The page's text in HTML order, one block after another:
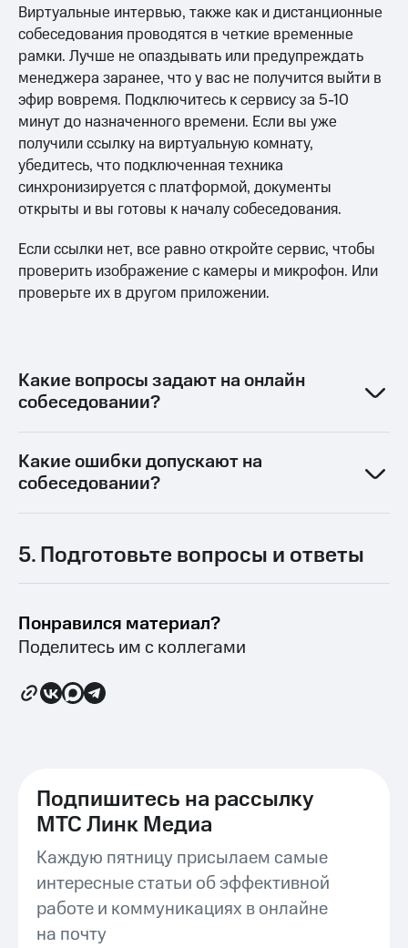
Виртуальные интервью, также как и дистанционные
собеседования проводятся в четкие временные
рамки. Лучше не опаздывать или предупреждать
менеджера заранее, что у вас не получится выйти в
эфир вовремя. Подключитесь к сервису за 5-10
минут до назначенного времени. Если вы уже
получили ссылку на виртуальную комнату,
убедитесь, что подключенная техника
синхронизируется с платформой, документы
открыты и вы готовы к началу собеседования.
Если ссылки нет, все равно откройте сервис, чтобы
проверить изображение с камеры и микрофон. Или
проверьте их в другом приложении.
Какие вопросы задают на онлайн
собеседовании?
Какие ошибки допускают на
собеседовании?
5. Подготовьте вопросы и ответы
Понравился материал?
Поделитесь им с коллегами
Подпишитесь на рассылку
МТС Линк Медиа
Каждую пятницу присылаем самые
интересные статьи об эффективной
работе и коммуникациях в онлайне
на почту